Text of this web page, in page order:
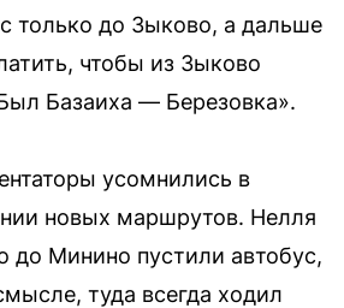
только до Зыково, а дальше
чтобы из Зыково
Базаиха — Березовка».
усомнились в
новых маршрутов. Нелля
до Минино пустили автобус,
туда всегда ходил